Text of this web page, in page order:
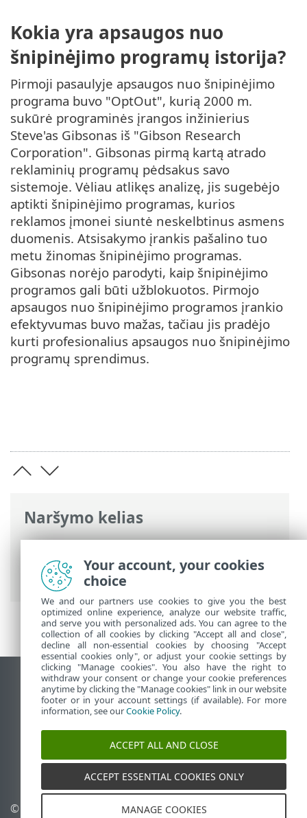
Naršymo kelias
ESET interneto žinynas>ESET Glossary>
Saugumo technologijos > Apsaugos nuo
šnipinėjimo programos
Kokia yra apsaugos nuo
šnipinėjimo programų istorija?
Pirmoji pasaulyje apsaugos nuo šnipinėjimo
programa buvo "OptOut", kurią 2000 m.
sukūrė programinės įrangos inžinierius
Steve'as Gibsonas iš "Gibson Research
Corporation". Gibsonas pirmą kartą atrado
reklaminių programų pėdsakus savo
sistemoje. Vėliau atlikęs analizę, jis sugebėjo
aptikti šnipinėjimo programas, kurios
reklamos įmonei siuntė neskelbtinus asmens
duomenis. Atsisakymo įrankis pašalino tuo
metu žinomas šnipinėjimo programas.
Gibsonas norėjo parodyti, kaip šnipinėjimo
programos gali būti užblokuotos. Pirmojo
apsaugos nuo šnipinėjimo programos įrankio
efektyvumas buvo mažas, tačiau jis pradėjo
kurti profesionalius apsaugos nuo šnipinėjimo
programų sprendimus.
Rodyti darbalaukio tinklavietę
End of Life
ESET žinių bazė
ESET forumas
ESET Status Portal
Palaikymas regione
© 1992 - 2026 ESET, spol. s
Your account, your cookies
choice
We and our partners use cookies to give you the best
optimized online experience, analyze our website traffic,
and serve you with personalized ads. You can agree to the
collection of all cookies by clicking "Accept all and close",
decline all non-essential cookies by choosing "Accept
essential cookies only", or adjust your cookie settings by
clicking "Manage cookies". You also have the right to
withdraw your consent or change your cookie preferences
anytime by clicking the "Manage cookies" link in our website
footer or in your account settings (if available). For more
information, see ourCookie Policy.
ACCEPT ALL AND CLOSE
ACCEPT ESSENTIAL COOKIES ONLY
MANAGE COOKIES